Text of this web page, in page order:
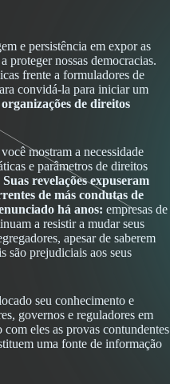
e persistência em expor as
proteger nossas democracias.
frente a formuladores de
convidá-la para iniciar um
de direitos
mostram a necessidade
e parâmetros de direitos
Suas revelações expuseram
de más condutas de
há anos: empresas de
a resistir a mudar seus
apesar de saberem
são prejudiciais aos seus
seu conhecimento e
governos e reguladores em
eles as provas contundentes
uma fonte de informação